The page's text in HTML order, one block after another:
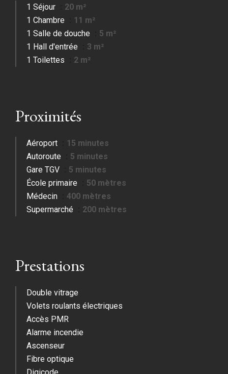
1 Séjour
20 m²
1 Chambre
11 m²
1 Salle de douche
5 m²
1 Hall d'entrée
3 m²
1 Toilettes
2 m²
Proximités
Aéroport
15 minutes
Autoroute
5 minutes
Gare TGV
5 minutes
École primaire
50 mètres
Médecin
400 mètres
Supermarché
200 mètres
Prestations
Double vitrage
Volets roulants électriques
Accès PMR
Alarme incendie
Ascenseur
Fibre optique